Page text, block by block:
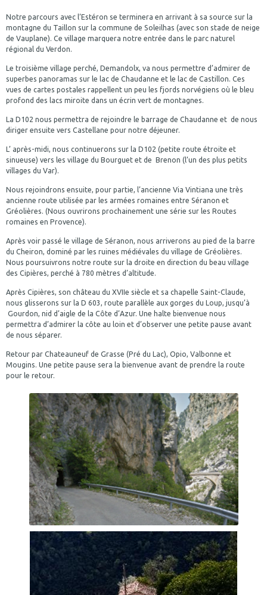
Notre parcours avec l’Estéron se terminera en arrivant à sa source sur la
montagne du Taillon sur la commune de Soleilhas (avec son stade de neige
de Vauplane). Ce village marquera notre entrée dans le parc naturel
régional du Verdon.
Le troisième village perché, Demandolx, va nous permettre d’admirer de
superbes panoramas sur le lac de Chaudanne et le lac de Castillon. Ces
vues de cartes postales rappellent un peu les fjords norvégiens où le bleu
profond des lacs miroite dans un écrin vert de montagnes.
La D102 nous permettra de rejoindre le barrage de Chaudanne et de nous
diriger ensuite vers Castellane pour notre déjeuner.
L’ après-midi, nous continuerons sur la D102 (petite route étroite et
sinueuse) vers les village du Bourguet et de Brenon (l’un des plus petits
villages du Var).
Nous rejoindrons ensuite, pour partie, l’ancienne Via Vintiana une très
ancienne route utilisée par les armées romaines entre Séranon et
Gréolières. (Nous ouvrirons prochainement une série sur les Routes
romaines en Provence).
Après voir passé le village de Séranon, nous arriverons au pied de la barre
du Cheiron, dominé par les ruines médiévales du village de Gréolières.
Nous poursuivrons notre route sur la droite en direction du beau village
des Cipières, perché à 780 mètres d’altitude.
Après Cipières, son château du XVIIe siècle et sa chapelle Saint-Claude,
nous glisserons sur la D 603, route parallèle aux gorges du Loup, jusqu’à
Gourdon, nid d’aigle de la Côte d’Azur. Une halte bienvenue nous
permettra d’admirer la côte au loin et d’observer une petite pause avant
de nous séparer.
Retour par Chateauneuf de Grasse (Pré du Lac), Opio, Valbonne et
Mougins. Une petite pause sera la bienvenue avant de prendre la route
pour le retour.